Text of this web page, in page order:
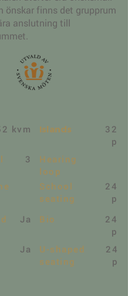
önskar finns det grupprum
anslutning till
kvm
24
p
3
U-shaped
seating
24
p
Ja
School
seating
24
p
Ja
Hearing
loop
32
p
Islands
Bio